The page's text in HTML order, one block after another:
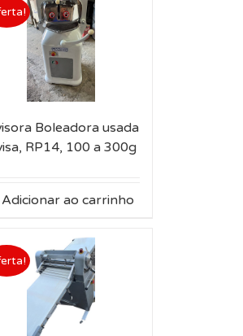
Boleadora usada
RP14, 100 a 300g
Adicionar ao carrinho